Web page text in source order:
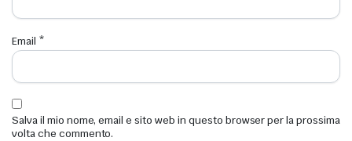
Email *
Salva il mio nome, email e sito web in questo browser per la prossima
volta che commento.